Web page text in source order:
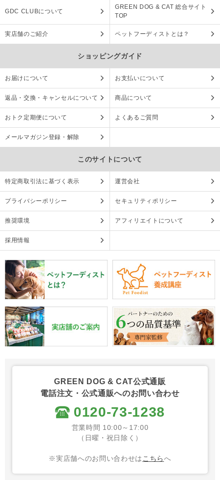
GDC CLUBについて
GREEN DOG & CAT 総合サイト
TOP
実店舗のご紹介 ペットフーディストとは？
ショッピングガイド
お届けについて お支払いについて
返品・交換・キャンセルについて 商品について
おトク定期便について よくあるご質問
メールマガジン登録・解除
このサイトについて
特定商取引法に基づく表示 運営会社
プライバシーポリシー セキュリティポリシー
推奨環境 アフィリエイトについて
採用情報
GREEN DOG & CAT公式通販
電話注文・公式通販へのお問い合わせ
0120-73-1238
営業時間 10:00～17:00
（日曜・祝日除く）
※実店舗へのお問い合わせは こちらへ